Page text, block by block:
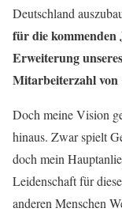
Deutschland
für die kommenden
Erweiterung
Mitarbeiterzahl von
Doch meine Vision
hinaus. Zwar spielt
doch mein
Leidenschaft für
anderen Menschen